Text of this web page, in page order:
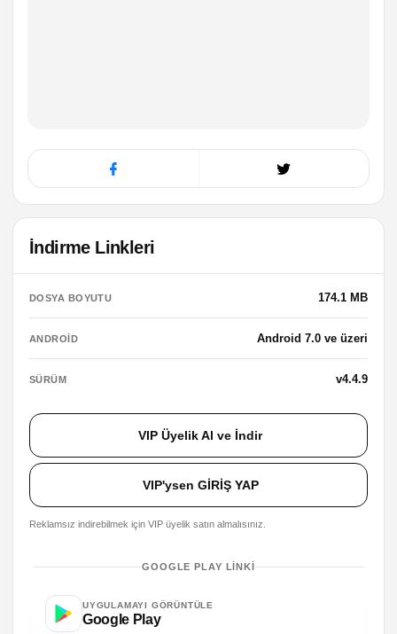
İndirme Linkleri
DOSYA BOYUTU 174.1 MB
ANDROID Android 7.0 ve üzeri
SÜRÜM v4.4.9
VIP Üyelik Al ve İndir
VIP'ysen GİRİŞ YAP
Reklamsız indirebilmek için VIP üyelik satın almalısınız.
GOOGLE PLAY LINKI
UYGULAMAYI GÖRÜNTÜLE
Google Play